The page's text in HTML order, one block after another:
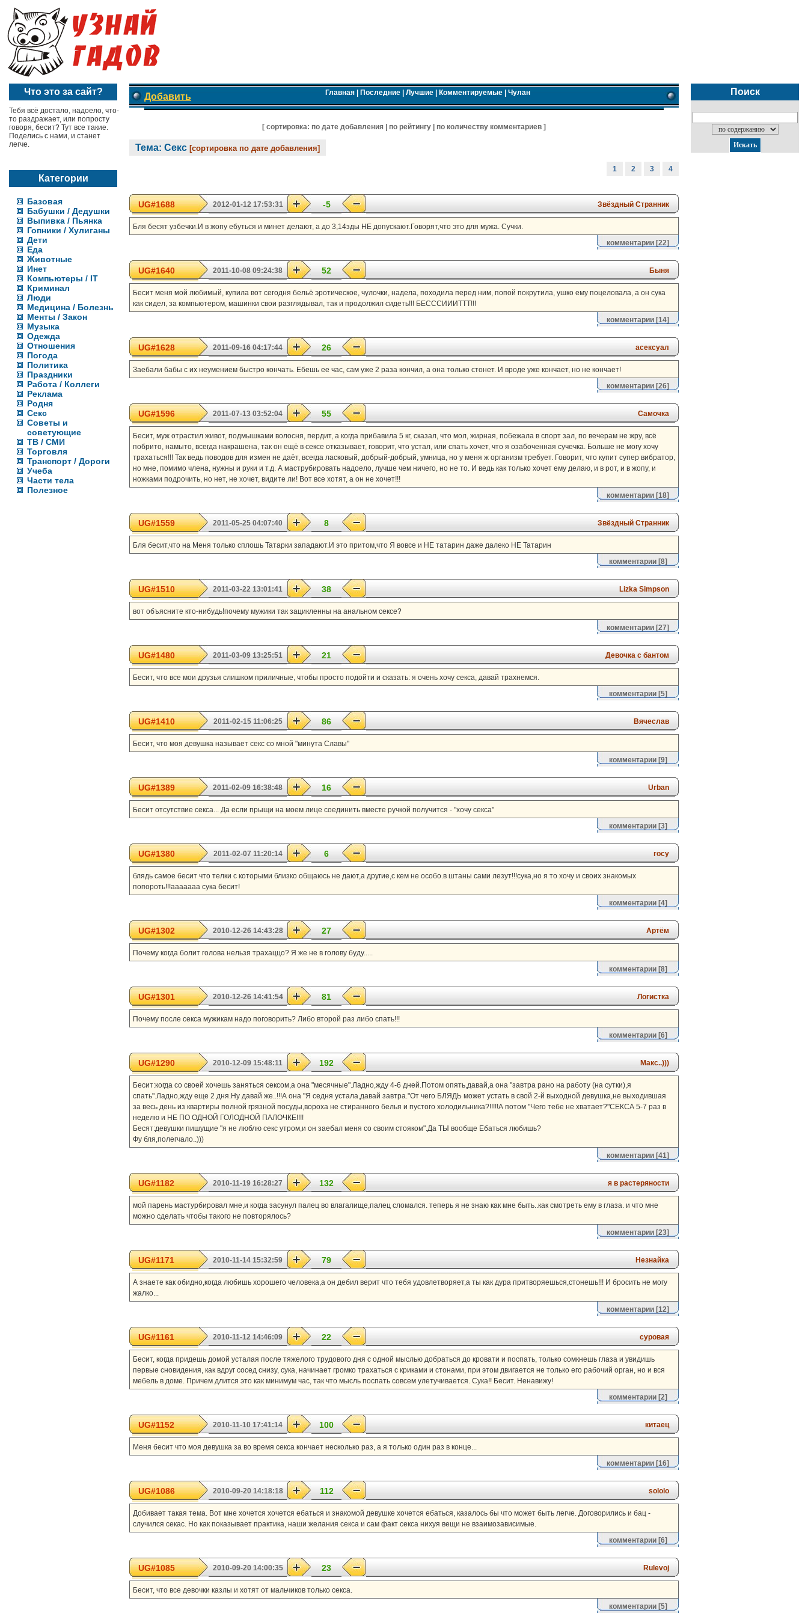
Что это за сайт?
Тебя всё достало, надоело, что-
то раздражает, или попросту
говоря, бесит? Тут все такие.
Поделись с нами, и станет
легче.
Категории
Базовая
Бабушки / Дедушки
Выпивка / Пьянка
Гопники / Хулиганы
Дети
Еда
Животные
Инет
Компьютеры / IT
Криминал
Люди
Медицина / Болезнь
Менты / Закон
Музыка
Одежда
Отношения
Погода
Политика
Праздники
Работа / Коллеги
Реклама
Родня
Секс
Советы и
советующие
ТВ / СМИ
Торговля
Транспорт / Дороги
Учеба
Части тела
Полезное
Добавить Главная| Последние| Лучшие| Комментируемые| Чулан
[ cортировка: по дате добавления по рейтингу по количеству комментариев ]
Тема: Секс [сортировка по дате добавления]
1 2 3 4
UG#1688 2012-01-12 17:53:31 -5 Звёздный Странник
Бля бесят узбечки.И в жопу ебуться и минет делают, а до 3,14зды НЕ допускают.Говорят,что это для мужа. Сучки.
комментарии [22]
UG#1640 2011-10-08 09:24:38 52 Быня
Бесит меня мой любимый, купила вот сегодня бельё эротическое, чулочки, надела, походила перед ним, попой покрутила, ушко ему поцеловала, а он сука
как сидел, за компьютером, машинки свои разглядывал, так и продолжил сидеть!!! БЕСССИИИТТТ!!!
комментарии [14]
UG#1628 2011-09-16 04:17:44 26 асексуал
Заебали бабы с их неумением быстро кончать. Ебешь ее час, сам уже 2 раза кончил, а она только стонет. И вроде уже кончает, но не кончает!
комментарии [26]
UG#1596 2011-07-13 03:52:04 55 Самочка
Бесит, муж отрастил живот, подмышками волосня, пердит, а когда прибавила 5 кг, сказал, что мол, жирная, побежала в спорт зал, по вечерам не жру, всё
побрито, намыто, всегда накрашена, так он ещё в сексе отказывает, говорит, что устал, или спать хочет, что я озабоченная сучечка. Больше не могу хочу
трахаться!!! Так ведь поводов для измен не даёт, всегда ласковый, добрый-добрый, умница, но у меня ж организм требует. Говорит, что купит супер вибратор,
но мне, помимо члена, нужны и руки и т.д. А маструбировать надоело, лучше чем ничего, но не то. И ведь как только хочет ему делаю, и в рот, и в жопу, и
ножками подрочить, но нет, не хочет, видите ли! Вот все хотят, а он не хочет!!!
комментарии [18]
UG#1559 2011-05-25 04:07:40 8 Звёздный Странник
Бля бесит,что на Меня только сплошь Татарки западают.И это притом,что Я вовсе и НЕ татарин даже далеко НЕ Татарин
комментарии[8]
UG#1510 2011-03-22 13:01:41 38 Lizka Simpson
вот объясните кто-нибудь!почему мужики так зацикленны на анальном сексе?
комментарии [27]
UG#1480 2011-03-09 13:25:51 21 Девочка с бантом
Бесит, что все мои друзья слишком приличные, чтобы просто подойти и сказать: я очень хочу секса, давай трахнемся.
комментарии[5]
UG#1410 2011-02-15 11:06:25 86 Вячеслав
Бесит, что моя девушка называет секс со мной "минута Славы"
комментарии[9]
UG#1389 2011-02-09 16:38:48 16 Urban
Бесит отсутствие секса... Да если прыщи на моем лице соединить вместе ручкой получится - "хочу секса"
комментарии[3]
UG#1380 2011-02-07 11:20:14 6 госу
блядь самое бесит что телки с которыми близко общаюсь не дают,а другие,с кем не особо.в штаны сами лезут!!!сука,но я то хочу и своих знакомых
попороть!!!ааааааа сука бесит!
комментарии[4]
UG#1302 2010-12-26 14:43:28 27 Артём
Почему когда болит голова нельзя трахаццо? Я же не в голову буду.....
комментарии[8]
UG#1301 2010-12-26 14:41:54 81 Логистка
Почему после секса мужикам надо поговорить? Либо второй раз либо спать!!!
комментарии[6]
UG#1290 2010-12-09 15:48:11 192 Макс..)))
Бесит:когда со своей хочешь заняться сексом,а она "месячные".Ладно,жду 4-6 дней.Потом опять,давай,а она "завтра рано на работу (на сутки),я
спать".Ладно,жду еще 2 дня.Ну давай же..!!!А она "Я седня устала,давай завтра."От чего БЛЯДЬ может устать в свой 2-й выходной девушка,не выходившая
за весь день из квартиры полной грязной посуды,вороха не стиранного белья и пустого холодильника?!!!!!А потом "Чего тебе не хватает?"СЕКСА 5-7 раз в
неделю и НЕ ПО ОДНОЙ ГОЛОДНОЙ ПАЛОЧКЕ!!!!
Бесят:девушки пишущие "я не люблю секс утром,и он заебал меня со своим стояком".Да ТЫ вообще Ебаться любишь?
Фу бля,полегчало..)))
комментарии [41]
UG#1182 2010-11-19 16:28:27 132 я в растеряности
мой парень мастурбировал мне,и когда засунул палец во влагалище,палец сломался. теперь я не знаю как мне быть..как смотреть ему в глаза. и что мне
можно сделать чтобы такого не повторялось?
комментарии [23]
UG#1171 2010-11-14 15:32:59 79 Незнайка
А знаете как обидно,когда любишь хорошего человека,а он дебил верит что тебя удовлетворяет,а ты как дура притворяешься,стонешь!!! И бросить не могу
жалко...
комментарии [12]
UG#1161 2010-11-12 14:46:09 22 суровая
Бесит, когда придешь домой усталая после тяжелого трудового дня с одной мыслью добраться до кровати и поспать, только сомкнешь глаза и увидишь
первые сновидения, как вдруг сосед снизу, сука, начинает громко трахаться с криками и стонами, при этом двигается не только его рабочий орган, но и вся
мебель в доме. Причем длится это как минимум час, так что мысль поспать совсем улетучивается. Сука!! Бесит. Ненавижу!
комментарии[2]
UG#1152 2010-11-10 17:41:14 100 китаец
Меня бесит что моя девушка за во время секса кончает несколько раз, а я только один раз в конце...
комментарии [16]
UG#1086 2010-09-20 14:18:18 112 sololo
Добивает такая тема. Вот мне хочется хочется ебаться и знакомой девушке хочется ебаться, казалось бы что может быть легче. Договорились и бац -
случился секас. Но как показывает практика, наши желания секса и сам факт секса нихуя вещи не взаимозависимые.
комментарии[6]
UG#1085 2010-09-20 14:00:35 23 Rulevoj
Бесит, что все девочки казлы и хотят от мальчиков только секса.
комментарии[5]
Поиск